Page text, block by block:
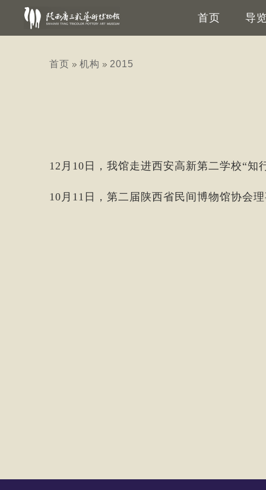
首页 导
首页 机构 2015
12月10日，我馆走进西安高新第二学校“知
10月11日，第二届陕西省民间博物馆协会